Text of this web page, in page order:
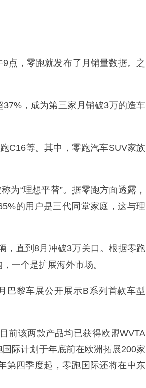
点，零跑就发布了月销量数据。之
，成为第三家月销破3万的造车
C16等。其中，零跑汽车SUV家族
为“理想平替”。据零跑方面透露，
的用户是三代同堂家庭，这与理
，直到8月冲破3万关口。根据零跑
一个是扩展海外市场。
巴黎车展公开展示B系列首款车型
前该两款产品均已获得欧盟WVTA
际计划于年底前在欧洲拓展200家
第四季度起，零跑国际还将在中东